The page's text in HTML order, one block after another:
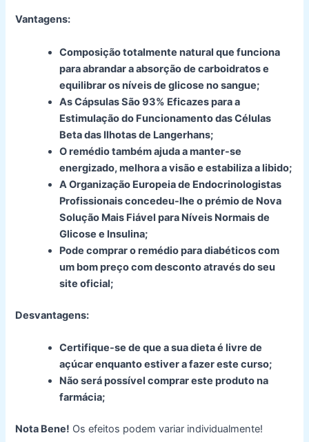
Vantagens:
Composição totalmente natural que funciona
para abrandar a absorção de carboidratos e
equilibrar os níveis de glicose no sangue;
As Cápsulas São 93% Eficazes para a
Estimulação do Funcionamento das Células
Beta das Ilhotas de Langerhans;
O remédio também ajuda a manter-se
energizado, melhora a visão e estabiliza a libido;
A Organização Europeia de Endocrinologistas
Profissionais concedeu-lhe o prémio de Nova
Solução Mais Fiável para Níveis Normais de
Glicose e Insulina;
Pode comprar o remédio para diabéticos com
um bom preço com desconto através do seu
site oficial;
Desvantagens:
Certifique-se de que a sua dieta é livre de
açúcar enquanto estiver a fazer este curso;
Não será possível comprar este produto na
farmácia;
Nota Bene! Os efeitos podem variar individualmente!